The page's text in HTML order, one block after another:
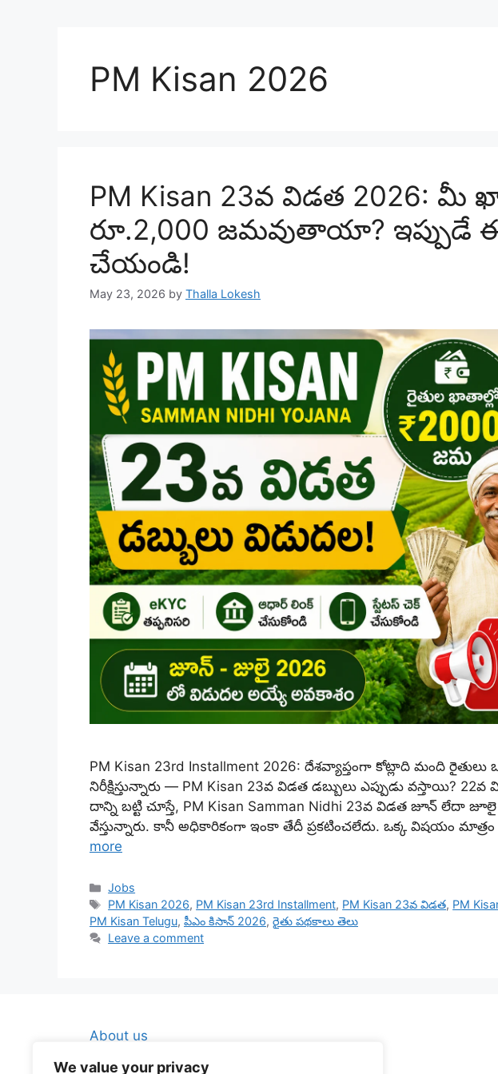
We value your privacy
PM Kisan 2026
PM Kisan 23వ విడత 2026:
రూ.2,000 జమవుతాయా? ఇప్పుడే
చేయండి!
May 23, 2026 by Thalla Lokesh
PM Kisan 23rd Installment 2026: దేశవ్యాప్తంగా కోట్లాది మంది
నిరీక్షిస్తున్నారు — PM Kisan 23వ విడత డబ్బులు ఎప్పుడు వస్తాయి?
దాన్ని బట్టి చూస్తే, PM Kisan Samman Nidhi 23వ విడత జూన్ లేదా
వేస్తున్నారు. కానీ అధికారికంగా ఇంకా తేదీ ప్రకటించలేదు. ఒక్క విషయం
more
Categories
Jobs
Tags
PM Kisan 2026, PM Kisan 23rd Installment, PM Kisan 23వ విడత, PM
PM Kisan Telugu, పీఎం కిసాన్ 2026, రైతు పథకాలు తెలు
Leave a comment
About us
Contact Us